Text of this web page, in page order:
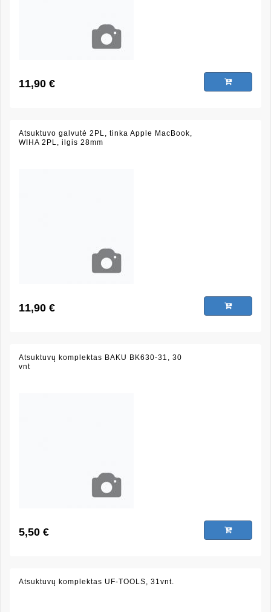
11,90 €
Atsuktuvo galvutė 2PL, tinka Apple MacBook,
WIHA 2PL, ilgis 28mm
11,90 €
Atsuktuvų komplektas BAKU BK630-31, 30
vnt
5,50 €
Atsuktuvų komplektas UF-TOOLS, 31vnt.